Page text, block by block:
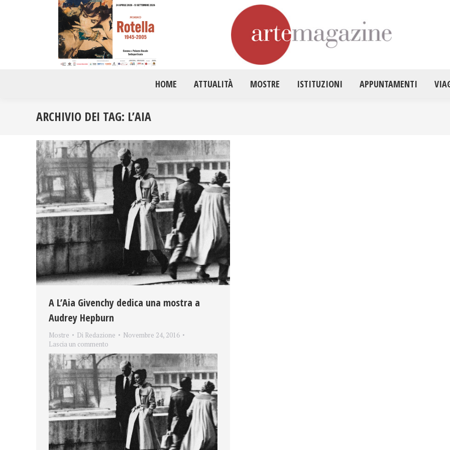
HOME ATTUALITÀ MOSTRE ISTITUZIONI APPUNTAMENTI
ARCHIVIO DEI TAG: L’AIA
A L’Aia Givenchy dedica una mostra a
Audrey Hepburn
Mostre Di Redazione
Novembre 24, 2016
Lascia un commento
HOME